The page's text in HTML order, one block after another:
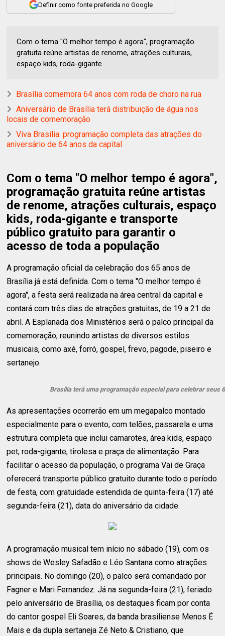
Definir como fonte preferida no Google
Com o tema "O melhor tempo é agora", programação
gratuita reúne artistas de renome, atrações culturais,
espaço kids, roda-gigante ...
Brasília comemora 64 anos com roda de choro na rua
Aniversário de Brasília terá distribuição de água nos
locais de comemoração
Viva Brasília: programação completa das atrações do
aniversário de 64 anos da capital
Com o tema "O melhor tempo é agora",
programação gratuita reúne artistas
de renome, atrações culturais, espaço
kids, roda-gigante e transporte
público gratuito para garantir o
acesso de toda a população
A programação oficial da celebração dos 65 anos de
Brasília já está definida. Com o tema "O melhor tempo é
agora", a festa será realizada na área central da capital e
contará com três dias de atrações gratuitas, de 19 a 21 de
abril. A Esplanada dos Ministérios será o palco principal da
comemoração, reunindo artistas de diversos estilos
musicais, como axé, forró, gospel, frevo, pagode, piseiro e
sertanejo.
Brasília terá uma programação especial para celebrar seus
As apresentações ocorrerão em um megapalco montado
especialmente para o evento, com telões, passarela e uma
estrutura completa que inclui camarotes, área kids, espaço
pet, roda-gigante, tirolesa e praça de alimentação. Para
facilitar o acesso da população, o programa Vai de Graça
oferecerá transporte público gratuito durante todo o período
de festa, com gratuidade estendida de quinta-feira (17) até
segunda-feira (21), data do aniversário da cidade.
A programação musical tem início no sábado (19), com os
shows de Wesley Safadão e Léo Santana como atrações
principais. No domingo (20), o palco será comandado por
Fagner e Mari Fernandez. Já na segunda-feira (21), feriado
pelo aniversário de Brasília, os destaques ficam por conta
do cantor gospel Eli Soares, da banda brasiliense Menos É
Mais e da dupla sertaneja Zé Neto & Cristiano, que